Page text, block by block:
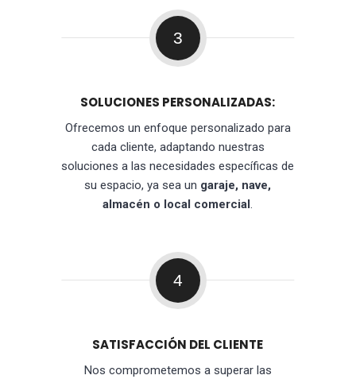
3
SOLUCIONES PERSONALIZADAS:
Ofrecemos un enfoque personalizado para
cada cliente, adaptando nuestras
soluciones a las necesidades específicas de
su espacio, ya sea un garaje, nave,
almacén o local comercial.
4
SATISFACCIÓN DEL CLIENTE
Nos comprometemos a superar las